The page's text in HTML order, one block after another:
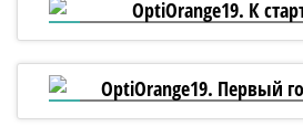
OptiOrange19. К старту
OptiOrange19. Первый